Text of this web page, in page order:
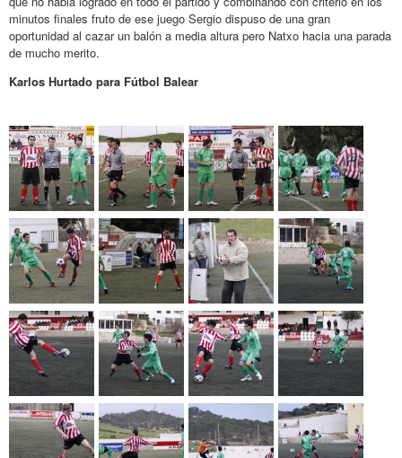
minutos finales fruto de ese juego Sergio dispuso de una gran
oportunidad al cazar un balón a media altura pero Natxo hacia una parada
de mucho merito.
Karlos Hurtado para Fútbol Balear